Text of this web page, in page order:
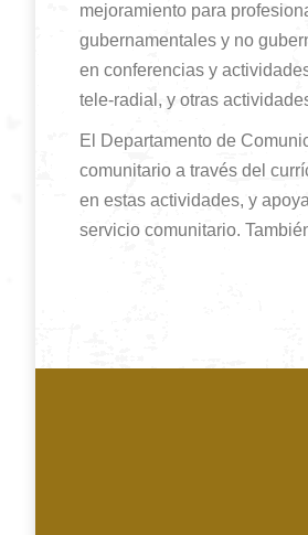
mejoramiento para
gubernamentales y no
en conferencias y
tele-radial, y otras
El Departamento de
comunitario a través del
en estas actividades, y
servicio comunitario.